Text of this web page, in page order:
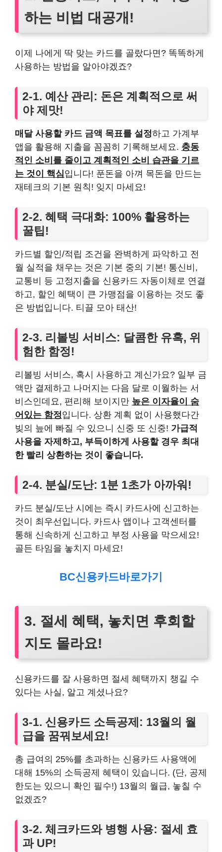
하는 비법 대공개!
이제 나에게 딱 맞는 카드를 골랐다면? 똑똑하게
사용하는 방법을 알아야겠죠?
2-1. 예산 관리: 돈은 계획적으로 써
야 제맛!
매달 사용할 카드 금액 목표를 설정하고 가계부
앱을 활용해 지출을 꼼꼼히 기록해보세요. 충동
적인 소비를 줄이고 계획적인 소비 습관을 기르
는 것이 핵심 입니다! 푼돈을 아껴 목돈을 만드는
재테크의 기본 원칙! 잊지 마세요!
2-2. 혜택 극대화: 100% 활용하는
꿀팁!
카드별 할인/적립 조건을 완벽하게 파악하고 전
월 실적을 채우는 것은 기본 중의 기본! 통신비,
교통비 등 고정지출을 신용카드 자동이체로 연결
하고, 할인 혜택이 큰 가맹점을 이용하는 것도 좋
은 방법입니다. 티끌 모아 태산!
2-3. 리볼빙 서비스: 달콤한 유혹, 위
험한 함정!
리볼빙 서비스, 혹시 사용하고 계신가요? 일부 금
액만 결제하고 나머지는 다음 달로 이월하는 서
비스인데요, 편리해 보이지만 높은 이자율이 숨
어있는 함정입니다. 상환 계획 없이 사용했다간
빚의 늪에 빠질 수 있으니 신중 또 신중! 가급적
사용을 자제하고, 부득이하게 사용할 경우 최대
한 빨리 상환하는 것이 좋습니다.
2-4. 분실/도난: 1분 1초가 아까워!
카드 분실/도난 시에는 즉시 카드사에 신고하는
것이 최우선입니다. 카드사 앱이나 고객센터를
통해 신속하게 신고하고 부정 사용을 막으세요!
골든 타임을 놓치지 마세요!
BC신용카드바로가기
3. 절세 혜택, 놓치면 후회할
지도 몰라요!
신용카드를 잘 사용하면 절세 혜택까지 챙길 수
있다는 사실, 알고 계셨나요?
3-1. 신용카드 소득공제: 13월의 월
급을 꿈꿔보세요!
총 급여의 25%를 초과하는 신용카드 사용액에
대해 15%의 소득공제 혜택이 있습니다. (단, 공제
한도는 있으니 확인 필수!) 13월의 월급, 놓칠 수
없겠죠?
3-2. 체크카드와 병행 사용: 절세 효
과 UP!